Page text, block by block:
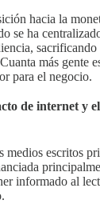
hacia la
se ha
sacrificando
más gente
para el negocio.
de internet y
medios escritos
informado al